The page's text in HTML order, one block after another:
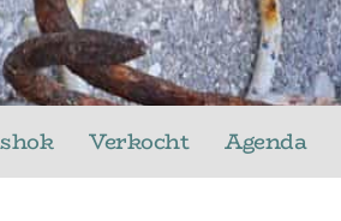
Verkocht Agenda